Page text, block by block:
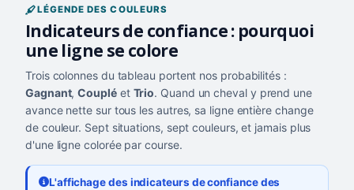
LÉGENDE DES COULEURS
Indicateurs de confiance : pourquoi
une ligne se colore
Trois colonnes du tableau portent nos probabilités :
Gagnant,Coupléet Trio. Quand un cheval y prend une
avance nette sur tous les autres, sa ligne entière change
de couleur. Sept situations, sept couleurs, et jamais plus
d'une ligne colorée par course.
L'affichage des indicateurs de confiance des